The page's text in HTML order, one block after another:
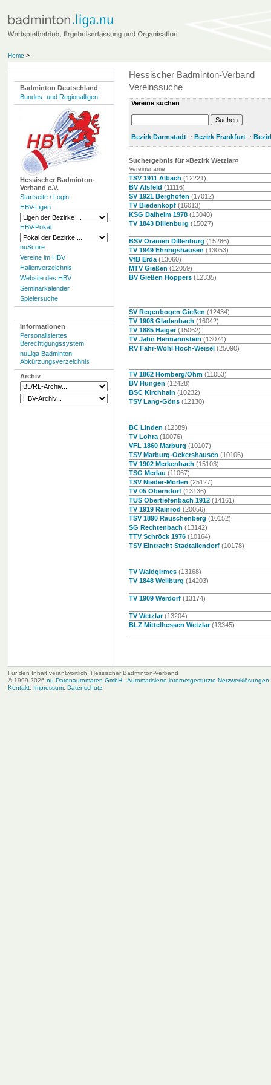
Home >
Badminton Deutschland
Bundes- und Regionalligen
Hessischer Badminton-
Verband e.V.
Startseite / Login
HBV-Ligen
HBV-Pokal
nuScore
Vereine im HBV
Hallenverzeichnis
Website des HBV
Seminarkalender
Spielersuche
Informationen
Personalisiertes
Berechtigungssystem
nuLiga Badminton
Abkürzungsverzeichnis
Archiv
Hessischer Badminton-Verband
Vereinssuche
Vereine suchen
Bezirk Darmstadt Bezirk Frankfurt
Suchergebnis für »Bezirk Wetzlar«
Vereinsname
TSV 1911 Albach (12221)
BV Alsfeld (11116)
SV 1921 Berghofen (17012)
TV Biedenkopf(16013)
KSG Dalheim 1978(13040)
TV 1843 Dillenburg (15027)
BSV Oranien Dillenburg (15286)
TV 1949 Ehringshausen (13053)
VfB Erda(13060)
MTV Gießen (12059)
BV Gießen Hoppers(12335)
SV Regenbogen Gießen (12434)
TV 1908 Gladenbach (16042)
TV 1885 Haiger(15062)
TV Jahn Hermannstein (13074)
RV Fahr-Wohl Hoch-Weisel(25090)
TV 1862 Homberg/Ohm(11053)
BV Hungen (12428)
BSC Kirchhain (10232)
TSV Lang-Göns(12130)
BC Linden (12389)
TV Lohra(10076)
VFL 1860 Marburg (10107)
TSV Marburg-Ockershausen (10106)
TV 1902 Merkenbach (15103)
TSG Merlau (11067)
TSV Nieder-Mörlen (25127)
TV 05 Oberndorf(13136)
TUS Obertiefenbach 1912(14161)
TV 1919 Rainrod (20056)
TSV 1890 Rauschenberg (10152)
SG Rechtenbach (13142)
TTV Schröck 1976(10164)
TSV Eintracht Stadtallendorf(10178)
TV Waldgirmes(13168)
TV 1848 Weilburg (14203)
TV 1909 Werdorf(13174)
TV Wetzlar(13204)
BLZ Mittelhessen Wetzlar(13345)
Für den Inhalt verantwortlich: Hessischer Badminton-Verband
© 1999-2026 nu Datenautomaten GmbH - Automatisierte internetgestützte Netzwerklösungen
Kontakt, Impressum, Datenschutz